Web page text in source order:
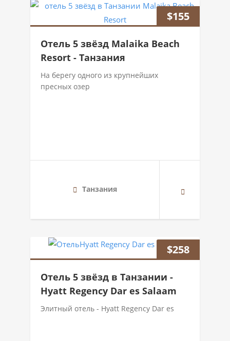
$155
Отель 5 звёзд Malaika Beach
Resort - Танзания
На берегу одного из крупнейших
пресных озер
Танзания
$258
Отель 5 звёзд в Танзании -
Hyatt Regency Dar es Salaam
Элитный отель - Hyatt Regency Dar es